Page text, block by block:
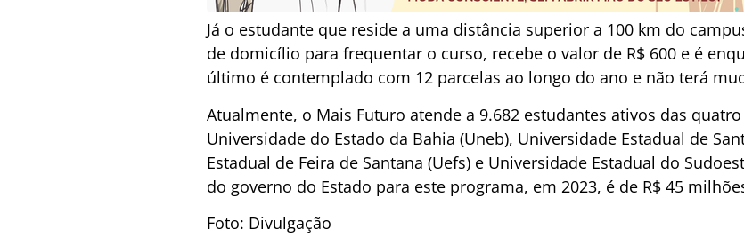
Já o estudante que reside a uma distância superior a 100 km do
de domicílio para frequentar o curso, recebe o valor de R$ 600 e é
último é contemplado com 12 parcelas ao longo do ano e não terá
Atualmente, o Mais Futuro atende a 9.682 estudantes ativos das
Universidade do Estado da Bahia (Uneb), Universidade Estadual de
Estadual de Feira de Santana (Uefs) e Universidade Estadual do
do governo do Estado para este programa, em 2023, é de R$ 45
Foto: Divulgação